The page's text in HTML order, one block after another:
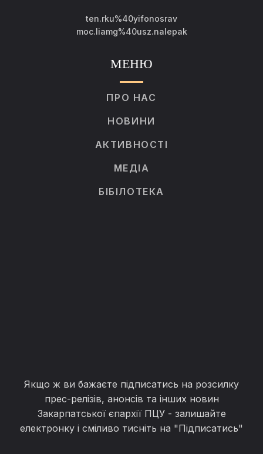
ten.rku%40yifonosrav
moc.liamg%40usz.nalepak
МЕНЮ
ПРО НАС
НОВИНИ
АКТИВНОСТІ
МЕДІА
БІБІЛОТЕКА
Якщо ж ви бажаєте підписатись на розсилку
прес-релізів, анонсів та інших новин
Закарпатської єпархії ПЦУ - залишайте
електронку і сміливо тисніть на "Підписатись"